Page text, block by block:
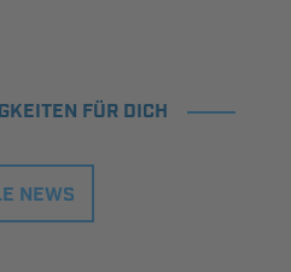
FÜR DICH
NEWS